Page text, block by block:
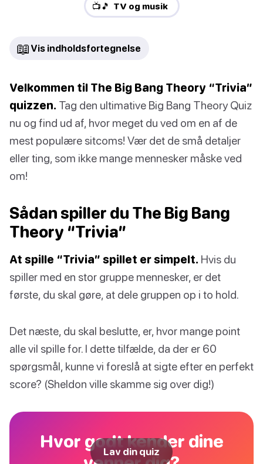
📺🎵 TV og musik
📖 Vis indholdsfortegnelse
Velkommen til The Big Bang Theory “Trivia”
quizzen. Tag den ultimative Big Bang Theory Quiz
nu og find ud af, hvor meget du ved om en af de
mest populære sitcoms! Vær det de små detaljer
eller ting, som ikke mange mennesker måske ved
om!
Sådan spiller du The Big Bang
Theory “Trivia”
At spille “Trivia” spillet er simpelt. Hvis du
spiller med en stor gruppe mennesker, er det
første, du skal gøre, at dele gruppen op i to hold.
Det næste, du skal beslutte, er, hvor mange point
alle vil spille for. I dette tilfælde, da der er 60
spørgsmål, kunne vi foreslå at sigte efter en perfekt
score? (Sheldon ville skamme sig over dig!)
Hvor godt kender dine
Lav din quiz